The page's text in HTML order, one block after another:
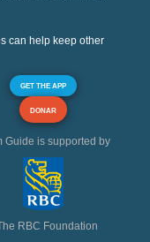
can help keep other
GET THE APP
DONAR
Guide is supported by
RBC Foundation